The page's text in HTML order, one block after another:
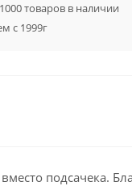
товаров в наличии
с 1999г
подсачека.